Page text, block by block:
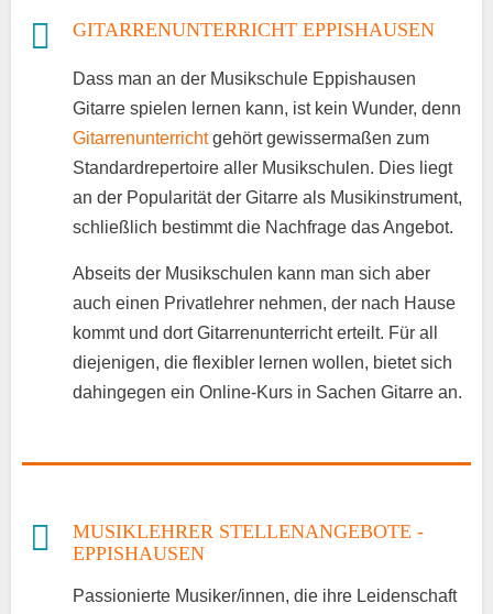
GITARRENUNTERRICHT EPPISHAUSEN
Dass man an der Musikschule Eppishausen
Gitarre spielen lernen kann, ist kein Wunder, denn
Gitarrenunterrichtgehört gewissermaßen zum
Standardrepertoire aller Musikschulen. Dies liegt
an der Popularität der Gitarre als Musikinstrument,
schließlich bestimmt die Nachfrage das Angebot.
Abseits der Musikschulen kann man sich aber
auch einen Privatlehrer nehmen, der nach Hause
kommt und dort Gitarrenunterricht erteilt. Für all
diejenigen, die flexibler lernen wollen, bietet sich
dahingegen ein Online-Kurs in Sachen Gitarre an.
MUSIKLEHRER STELLENANGEBOTE -
EPPISHAUSEN
Passionierte Musiker/innen, die ihre Leidenschaft